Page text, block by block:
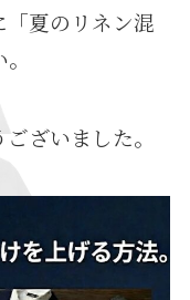
夏のリネン混
ざいました。